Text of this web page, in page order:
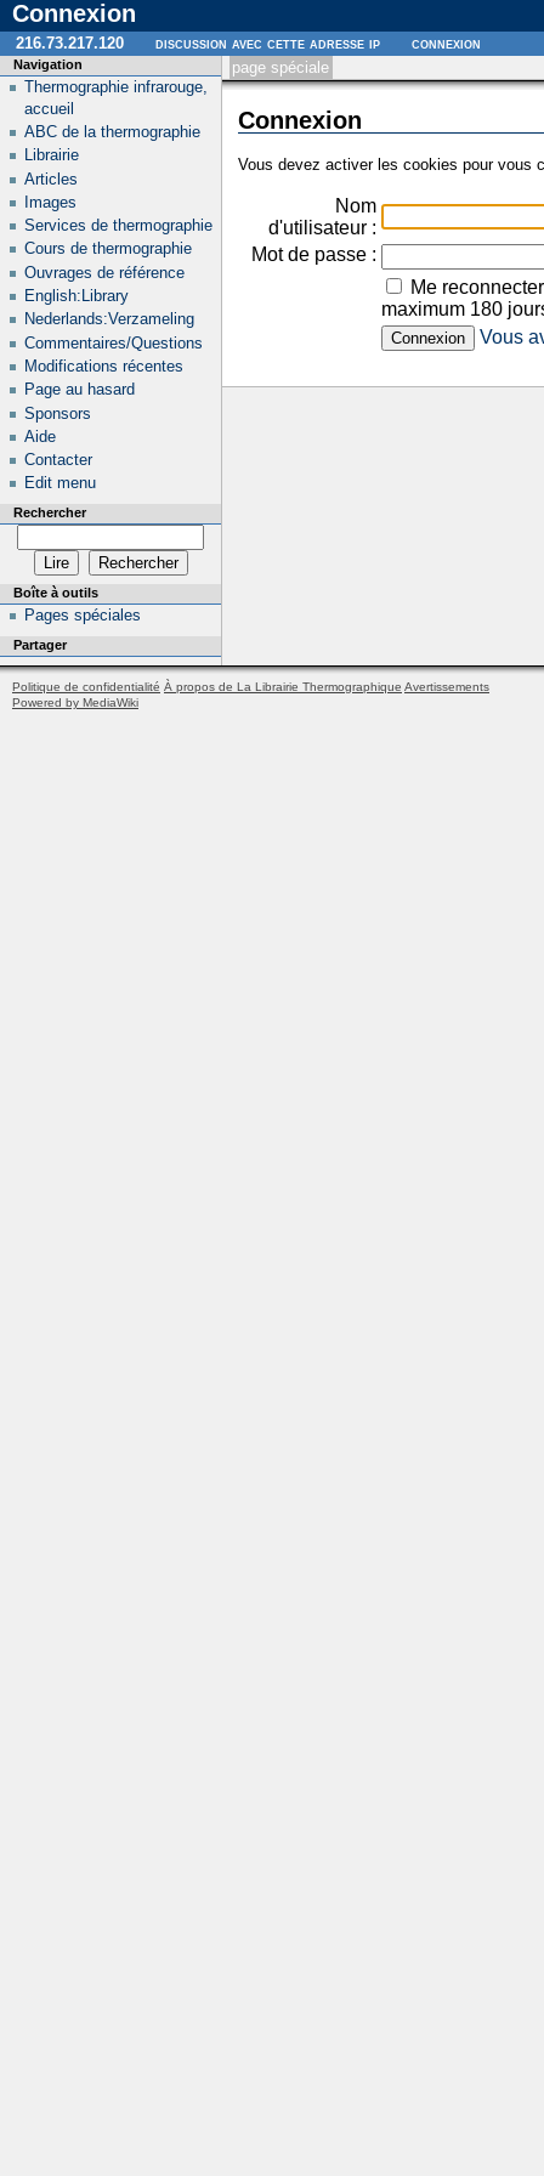
Connexion
page spéciale
Connexion
Vous devez activer les cookies pour vous
Nom
d'utilisateur :
Mot de passe :
Me
maximum 180
Vous
Navigation
Thermographie infrarouge,
accueil
ABC de la thermographie
Librairie
Articles
Images
Services de thermographie
Cours de thermographie
Ouvrages de référence
English:Library
Nederlands:Verzameling
Commentaires/Questions
Modifications récentes
Page au hasard
Sponsors
Aide
Contacter
Edit menu
Rechercher
Boîte à outils
Pages spéciales
Partager
216.73.217.120 discussion avec cette adresse ip connexion
Politique de confidentialité À propos de La Librairie Thermographique Avertissements
Powered by MediaWiki